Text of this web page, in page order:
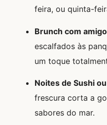
feira, ou quinta-
Brunch com
escalfados às
um toque
Noites de Sushi
frescura corta a
sabores do mar.